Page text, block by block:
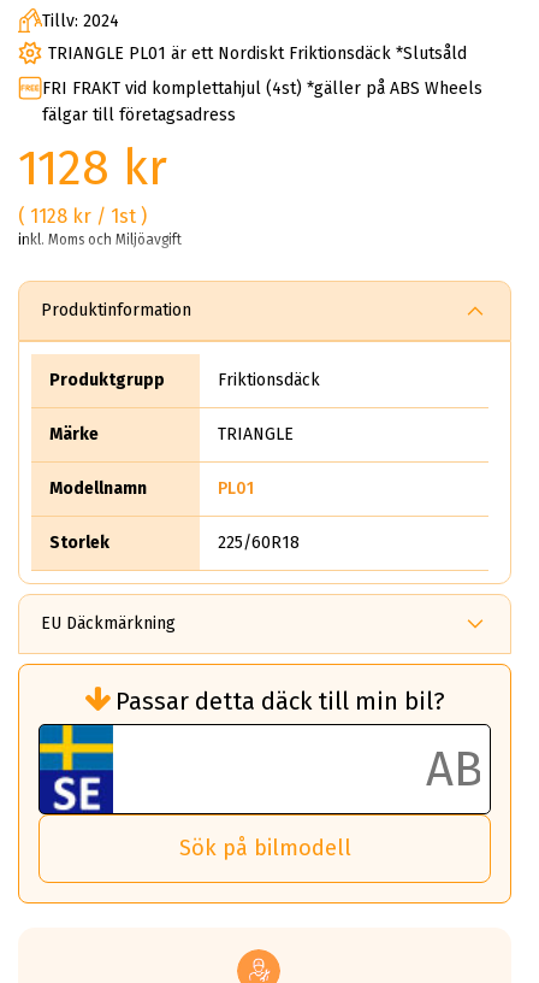
Tillv: 2024
TRIANGLE PL01 är ett Nordiskt Friktionsdäck *Slutsåld
FRI FRAKT vid komplettahjul (4st) *gäller på ABS Wheels
fälgar till företagsadress
1128 kr
( 1128 kr / 1st )
inkl. Moms och Miljöavgift
Produktinformation
Produktgrupp Friktionsdäck
Märke TRIANGLE
Modellnamn PL01
Storlek 225/60R18
EU Däckmärkning
bränsleförbrukningen)
Det ska vara en betygsskala från klass A
till G för rullmotstånd.
Ett klass A däck kommer ha 6,5% bättre
bränsleförbrukning än ett klass G däck.
Det betyder att om man kör 10,000 km,
så sparar man 50 liter bränsle med ett
vilken körstil du använder.
Passar detta däck till min bil?
Sök på bilmodell